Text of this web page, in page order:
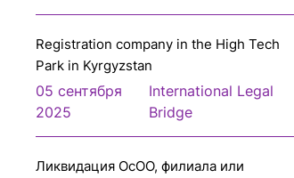
Registration company in the High Tech
Park in Kyrgyzstan
05 сентября
2025
International Legal
Bridge
Ликвидация ОсОО, филиала или